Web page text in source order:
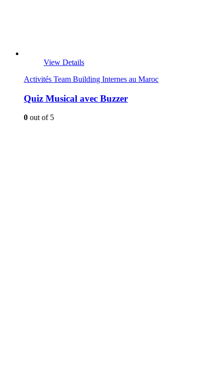
View Details
Activités Team Building Internes au Maroc
Quiz Musical avec Buzzer
0 out of 5